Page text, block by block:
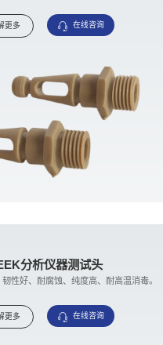
更多 在线咨询
分析仪器测试头
性好、耐腐蚀、纯度高、耐高温消毒。
更多 在线咨询